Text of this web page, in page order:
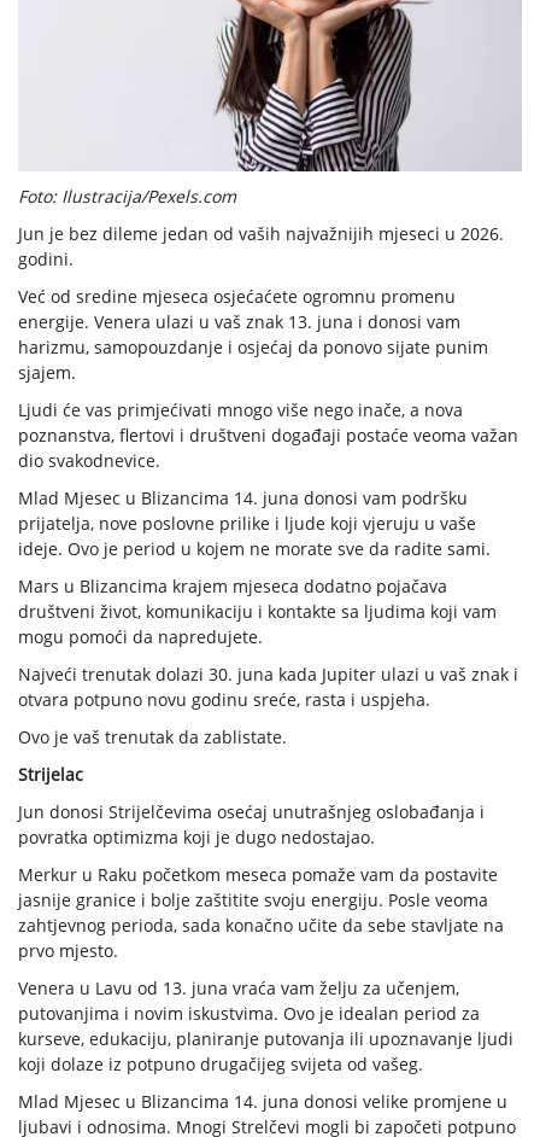
Foto: Ilustracija/Pexels.com
Jun je bez dileme jedan od vaših najvažnijih mjeseci u 2026.
godini.
Već od sredine mjeseca osjećaćete ogromnu promenu
energije. Venera ulazi u vaš znak 13. juna i donosi vam
harizmu, samopouzdanje i osjećaj da ponovo sijate punim
sjajem.
Ljudi će vas primjećivati mnogo više nego inače, a nova
poznanstva, flertovi i društveni događaji postaće veoma važan
dio svakodnevice.
Mlad Mjesec u Blizancima 14. juna donosi vam podršku
prijatelja, nove poslovne prilike i ljude koji vjeruju u vaše
ideje. Ovo je period u kojem ne morate sve da radite sami.
Mars u Blizancima krajem mjeseca dodatno pojačava
društveni život, komunikaciju i kontakte sa ljudima koji vam
mogu pomoći da napredujete.
Najveći trenutak dolazi 30. juna kada Jupiter ulazi u vaš znak i
otvara potpuno novu godinu sreće, rasta i uspjeha.
Ovo je vaš trenutak da zablistate.
Strijelac
Jun donosi Strijelčevima osećaj unutrašnjeg oslobađanja i
povratka optimizma koji je dugo nedostajao.
Merkur u Raku početkom meseca pomaže vam da postavite
jasnije granice i bolje zaštitite svoju energiju. Posle veoma
zahtjevnog perioda, sada konačno učite da sebe stavljate na
prvo mjesto.
Venera u Lavu od 13. juna vraća vam želju za učenjem,
putovanjima i novim iskustvima. Ovo je idealan period za
kurseve, edukaciju, planiranje putovanja ili upoznavanje ljudi
koji dolaze iz potpuno drugačijeg svijeta od vašeg.
Mlad Mjesec u Blizancima 14. juna donosi velike promjene u
ljubavi i odnosima. Mnogi Strelčevi mogli bi započeti potpuno